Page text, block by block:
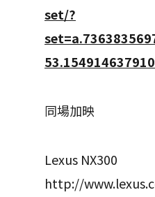
set/?
同場加映
Lexus NX300
http://